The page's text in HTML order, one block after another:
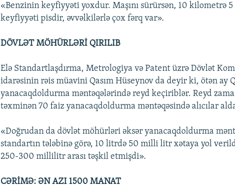
«Benzinin keyfiyyəti yoxdur. Maşını sürürsən, 10 kilometrə
keyfiyyəti pisdir, əvvəlkilərlə çox fərq var».
DÖVLƏT MÖHÜRLƏRİ QIRILIB
Elə Standartlaşdırma, Metrologiya və Patent üzrə Dövlət
idarəsinin rəis müavini Qasım Hüseynov da deyir ki, ötən ay
yanacaqdoldurma məntəqələrində reyd keçiriblər. Reyd
təxminən 70 faiz yanacaqdoldurma məntəqəsində alıcılar
«Doğrudan da dövlət möhürləri əksər yanacaqdoldurma
standartın tələbinə görə, 10 litrdə 50 milli litr xətaya yol
250-300 millilitr arası təşkil etmişdi».
CƏRİMƏ: ƏN AZI 1500 MANAT